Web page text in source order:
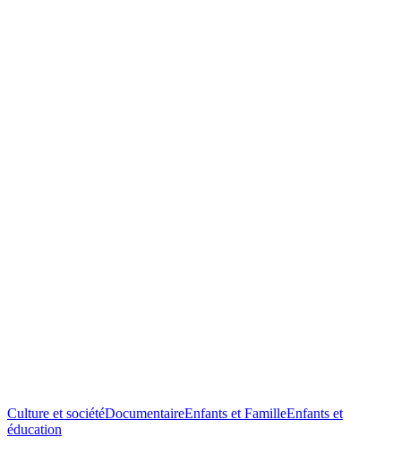
Culture et sociétéDocumentaireEnfants et FamilleEnfants et
éducation